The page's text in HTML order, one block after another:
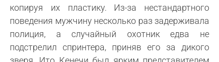
копируя их пластику. Из-за нестандартного
поведения мужчину несколько раз задерживала
полиция, а случайный охотник едва не
подстрелил спринтера, приняв его за дикого